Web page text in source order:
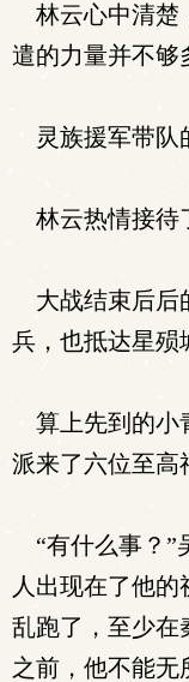
林云心中清楚
遣的力量并不够
灵族援军带队
林云热情接待
大战结束后后
兵，也抵达星殒
算上先到的小
派来了六位至高
“有什么事？”
人出现在了他
乱跑了，至少在
之前，他不能无